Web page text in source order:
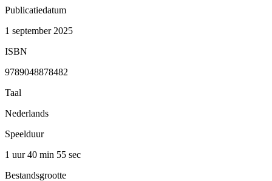
Publicatiedatum
1 september 2025
ISBN
9789048878482
Taal
Nederlands
Speelduur
1 uur 40 min 55 sec
Bestandsgrootte